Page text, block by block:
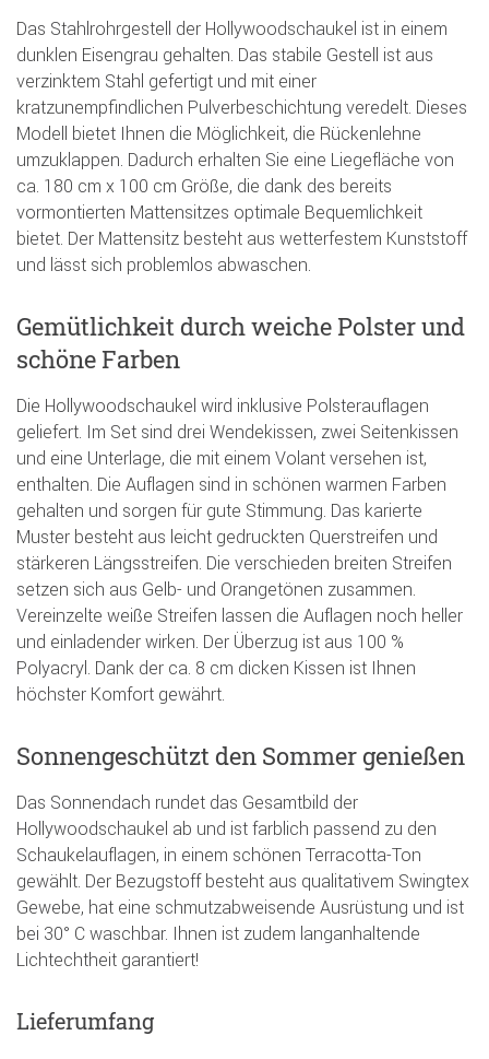
Das Stahlrohrgestell der Hollywoodschaukel ist in einem
dunklen Eisengrau gehalten. Das stabile Gestell ist aus
verzinktem Stahl gefertigt und mit einer
kratzunempfindlichen Pulverbeschichtung veredelt. Dieses
Modell bietet Ihnen die Möglichkeit, die Rückenlehne
umzuklappen. Dadurch erhalten Sie eine Liegefläche von
ca. 180 cm x 100 cm Größe, die dank des bereits
vormontierten Mattensitzes optimale Bequemlichkeit
bietet. Der Mattensitz besteht aus wetterfestem Kunststoff
und lässt sich problemlos abwaschen.
Gemütlichkeit durch weiche Polster und
schöne Farben
Die Hollywoodschaukel wird inklusive Polsterauflagen
geliefert. Im Set sind drei Wendekissen, zwei Seitenkissen
und eine Unterlage, die mit einem Volant versehen ist,
enthalten. Die Auflagen sind in schönen warmen Farben
gehalten und sorgen für gute Stimmung. Das karierte
Muster besteht aus leicht gedruckten Querstreifen und
stärkeren Längsstreifen. Die verschieden breiten Streifen
setzen sich aus Gelb- und Orangetönen zusammen.
Vereinzelte weiße Streifen lassen die Auflagen noch heller
und einladender wirken. Der Überzug ist aus 100 %
Polyacryl. Dank der ca. 8 cm dicken Kissen ist Ihnen
höchster Komfort gewährt.
Sonnengeschützt den Sommer genießen
Das Sonnendach rundet das Gesamtbild der
Hollywoodschaukel ab und ist farblich passend zu den
Schaukelauflagen, in einem schönen Terracotta-Ton
gewählt. Der Bezugstoff besteht aus qualitativem Swingtex
Gewebe, hat eine schmutzabweisende Ausrüstung und ist
bei 30° C waschbar. Ihnen ist zudem langanhaltende
Lichtechtheit garantiert!
Lieferumfang